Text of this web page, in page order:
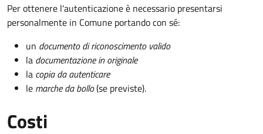
Per ottenere l'autenticazione è necessario presentarsi
personalmente in Comune portando con sé:
un documento di riconoscimento valido
la documentazione in originale
la copia da autenticare
le marche da bollo(se previste).
Costi